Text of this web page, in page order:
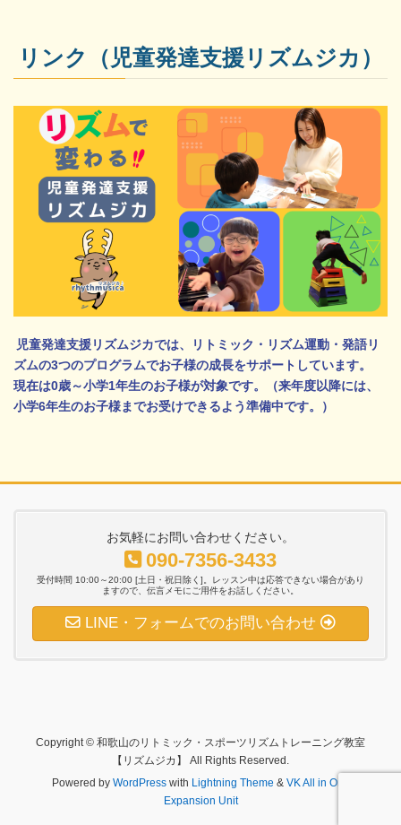
リンク（児童発達支援リズムジカ）
児童発達支援リズムジカでは、リトミック・リズム運動・発語リ
ズムの3つのプログラムでお子様の成長をサポートしています。
現在は0歳～小学1年生のお子様が対象です。（来年度以降には、
小学6年生のお子様までお受けできるよう準備中です。）
お気軽にお問い合わせください。
090-7356-3433
受付時間 10:00～20:00 [土日・祝日除く]。レッスン中は応答できない場合があり
ますので、伝言メモにご用件をお話しください。
LINE・フォームでのお問い合わせ
Copyright © 和歌山のリトミック・スポーツリズムトレーニング教室
【リズムジカ】 All Rights Reserved.
Powered by WordPresswith Lightning Theme & VK All in One
Expansion Unit